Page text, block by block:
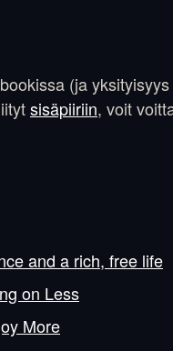
(ja yksityisyys
sisäpiiriin, voit
and a rich, free life
on Less
More